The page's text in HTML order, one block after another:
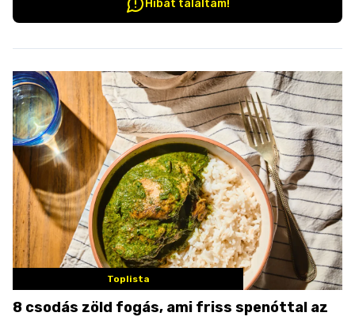
Hibát találtam!
Toplista
8 csodás zöld fogás, ami friss spenóttal az